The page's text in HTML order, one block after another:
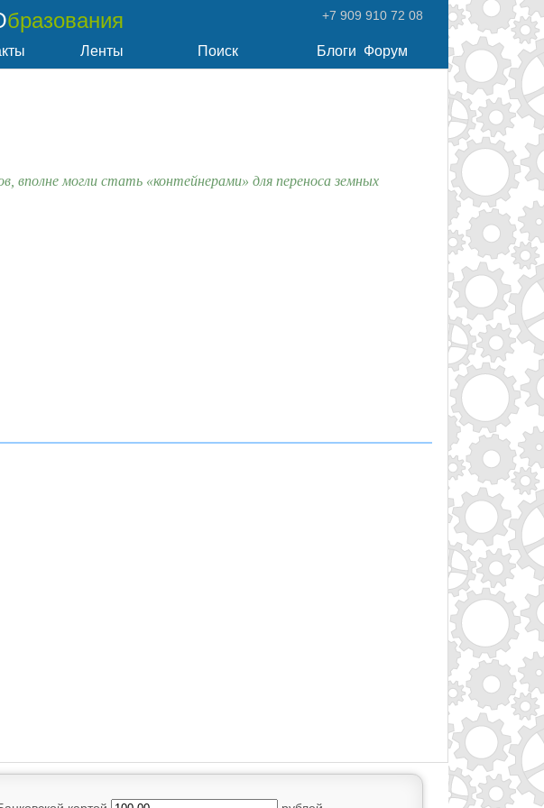
Образования +7 909 910 72 08
Ленты Поиск Блоги Форум
могли стать «контейнерами» для переноса земных